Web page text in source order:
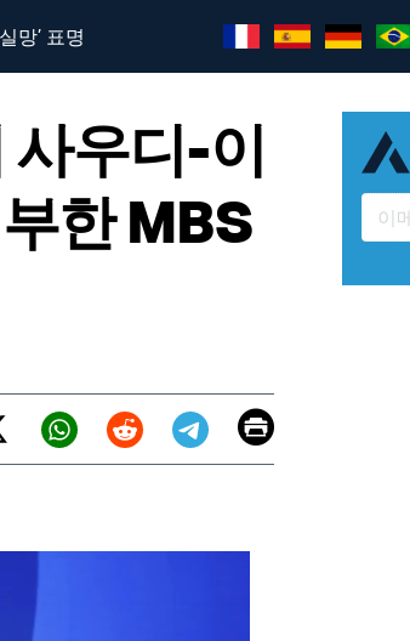
망’ 표명
사우디-이
한 MBS
(X)
Whatsapp
RedditTelegram
EmailPrint